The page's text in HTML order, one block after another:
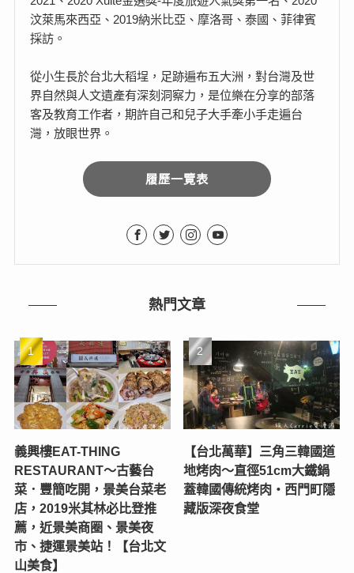
汶萊馬來西亞、2019納米比亞、摩洛哥、泰國、菲律賓
採訪。
從小生長於台北大稻埕，足跡遍布五大洲，對台灣及世
界自然與人文遺產有深刻洞察力，是位樂在分享的部落
客及教育工作者，期許自己和兒子大手牽小手走遍台
灣，放眼世界。
履歷一覽表
熱門文章
義興樓EAT-THING
RESTAURANT〜古藝台
菜．豐簡吃開，景美台菜老
店，2019米其林必比登推
薦，近景美商圈、景美夜
市、捷運景美站！【台北文
山美食】
【台北萬華】三角三韓國道
地烤肉～直徑51cm大鐵鍋
蓋韓國傳統烤肉‧西門町隱
藏版深夜食堂